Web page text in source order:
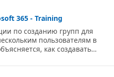
365 - Training
по созданию групп для
пользователям в
как создавать